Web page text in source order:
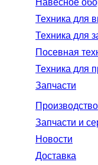
Техника для
Техника для
Посевная
Техника для
Запчасти
Производство
Запчасти и
Новости
Доставка